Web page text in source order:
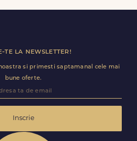
direct de curierii nostri proprii.
te la newsletter!
si primesti saptamanal cele mai
bune oferte.
Inscrie